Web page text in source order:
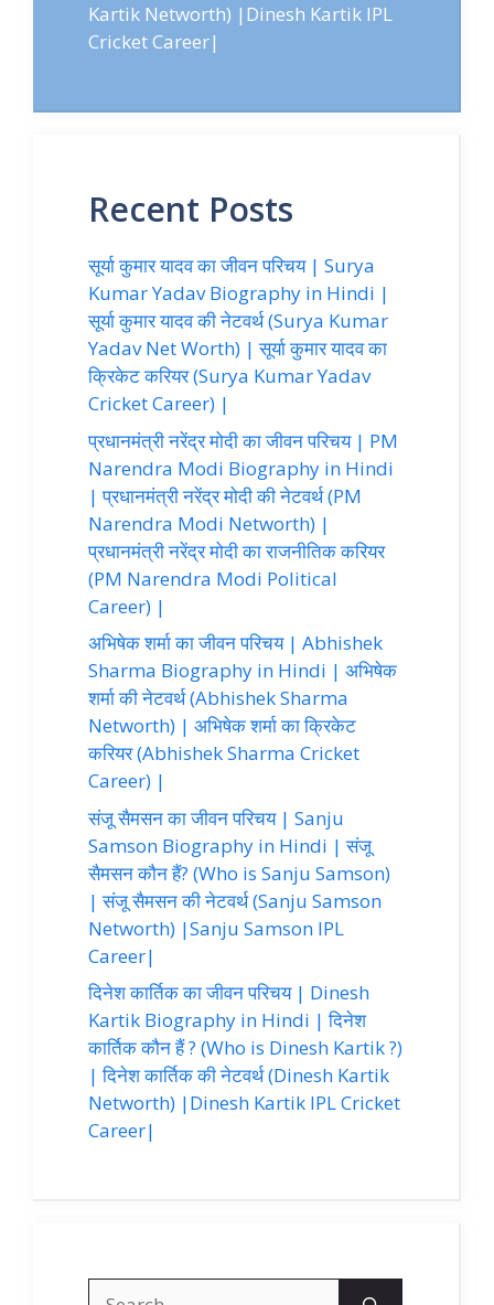
Kartik Networth) |Dinesh Kartik IPL
Cricket Career|
Recent Posts
सूर्या कुमार यादव का जीवन परिचय | Surya
Kumar Yadav Biography in Hindi |
सूर्या कुमार यादव की नेटवर्थ (Surya Kumar
Yadav Net Worth) | सूर्या कुमार यादव का
क्रिकेट करियर (Surya Kumar Yadav
Cricket Career) |
प्रधानमंत्री नरेंद्र मोदी का जीवन परिचय | PM
Narendra Modi Biography in Hindi
| प्रधानमंत्री नरेंद्र मोदी की नेटवर्थ (PM
Narendra Modi Networth) |
प्रधानमंत्री नरेंद्र मोदी का राजनीतिक करियर
(PM Narendra Modi Political
Career) |
अभिषेक शर्मा का जीवन परिचय | Abhishek
Sharma Biography in Hindi | अभिषेक
शर्मा की नेटवर्थ (Abhishek Sharma
Networth) | अभिषेक शर्मा का क्रिकेट
करियर (Abhishek Sharma Cricket
Career) |
संजू सैमसन का जीवन परिचय | Sanju
Samson Biography in Hindi | संजू
सैमसन कौन हैं? (Who is Sanju Samson)
| संजू सैमसन की नेटवर्थ (Sanju Samson
Networth) |Sanju Samson IPL
Career|
दिनेश कार्तिक का जीवन परिचय | Dinesh
Kartik Biography in Hindi | दिनेश
कार्तिक कौन हैं ? (Who is Dinesh Kartik ?)
| दिनेश कार्तिक की नेटवर्थ (Dinesh Kartik
Networth) |Dinesh Kartik IPL Cricket
Career|